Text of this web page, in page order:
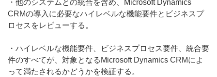
・他のシステムとの統合を含め、Microsoft Dynamics
CRMの導入に必要なハイレベルな機能要件とビジネスプ
ロセスをレビューする。
・ハイレベルな機能要件、ビジネスプロセス要件、統合要
件のすべてが、対象となるMicrosoft Dynamics CRMによ
って満たされるかどうかを検証する。